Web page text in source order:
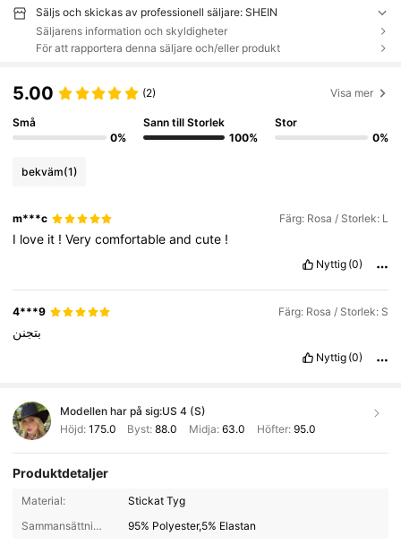
Säljs och skickas av professionell säljare: SHEIN
Säljarens information och skyldigheter
För att rapportera denna säljare och/eller produkt
5.00 (2) Visa mer
Små
0%
Sann till Storlek
100%
Stor
0%
bekväm(1)
m***c Färg: Rosa / Storlek: L
I love it !Verycomfortableandcute !
Nyttig (0)
4***9 Färg: Rosa / Storlek: S
بتجنن
Nyttig (0)
Modellen har på sig:US 4 (S)
Höjd: 175.0 Byst:88.0 Midja: 63.0 Höfter: 95.0
Produktdetaljer
Material:
Stickat Tyg
Sammansättning:
95% Polyester,5% Elastan